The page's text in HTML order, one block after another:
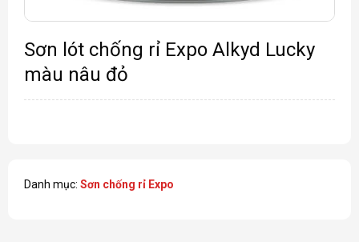
Sơn lót chống rỉ Expo Alkyd Lucky
màu nâu đỏ
Danh mục: Sơn chống rỉ Expo